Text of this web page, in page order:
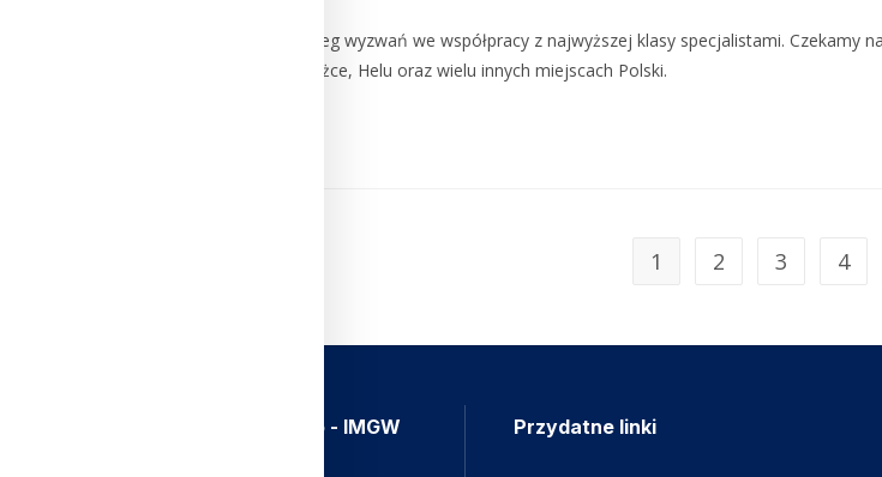
Praca w Instytucie to szereg wyzwań we współpracy z najwyższej klasy specjalistami. Czekamy
Kasprowym Wierchu, Śnieżce, Helu oraz wielu innych miejscach Polski.
1 2 3 4
Aplikacja Meteo - IMGW Przydatne linki